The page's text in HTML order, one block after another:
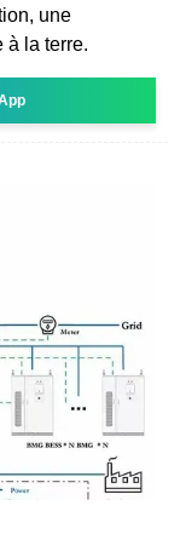
une
à la terre.